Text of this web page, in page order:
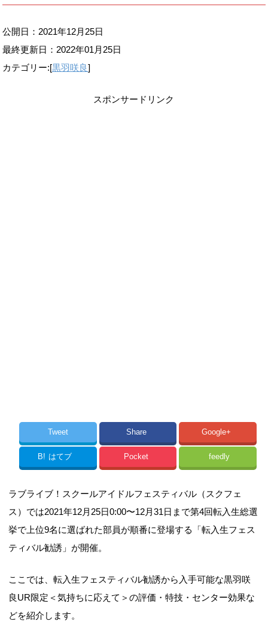
公開日：2021年12月25日
最終更新日： 2022年01月25日
カテゴリー:[黒羽咲良]
スポンサードリンク
Tweet Share Google+
B! はてブ Pocket feedly
ラブライブ！スクールアイドルフェスティバル（スクフェ
ス）では2021年12月25日0:00〜12月31日まで第4回転入生総選
挙で上位9名に選ばれた部員が順番に登場する「転入生フェス
ティバル勧誘」が開催。
ここでは、転入生フェスティバル勧誘から入手可能な黒羽咲
良UR限定＜気持ちに応えて＞の評価・特技・センター効果な
どを紹介します。